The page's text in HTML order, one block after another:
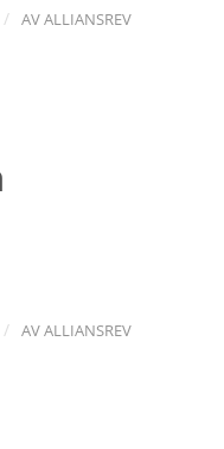
/ AVALLIANSREV
/ AVALLIANSREV